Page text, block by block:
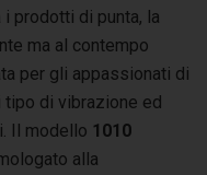
prodotti di punta, la
ma al contempo
per gli appassionati di
di vibrazione ed
Il modello 1010
alla